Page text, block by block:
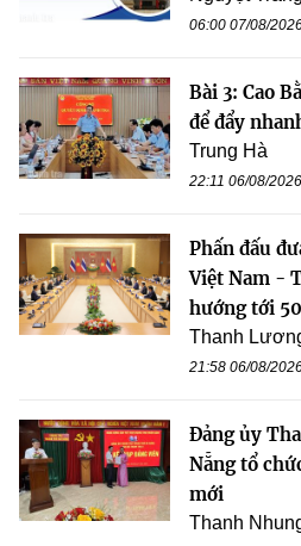
06:00 07/08/
Bài 3: Cao
để đẩy
Trung Hà
22:11 06/08/2026
Phấn đấu
Việt Nam -
hướng tới
Thanh
21:58 06/08/
Đảng ủy
Nẵng tổ
mới
Thanh